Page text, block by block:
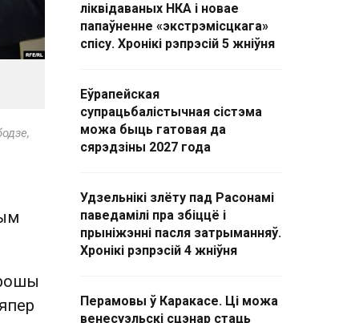
ліквідаваных НКА і новае
папаўненне «экстрэмісцкага»
спісу. Хронікі рэпрэсій 5 жніўня
Еўрапейская
супрацьбалістычная сістэма
можа быць гатовая да
сярэдзіны 2027 года
Удзельнікі злёту пад Расонамі
паведамілі пра збіццё і
прыніжэнні пасля затрыманняў.
Хронікі рэпрэсій 4 жніўня
Перамовы ў Каракасе. Ці можа
венесуэльскі сцэнар стаць